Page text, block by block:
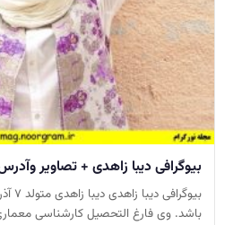
بیوگرافی دیبا زاهدی + تصاویر
باشد. وی فارغ التحصیل کارشناسی